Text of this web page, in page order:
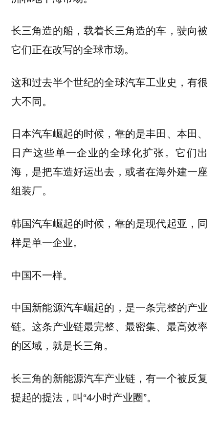
长三角造的船，载着长三角造的车，驶向被
它们正在改写的全球市场。
这和过去半个世纪的全球汽车工业史，有很
大不同。
日本汽车崛起的时候，靠的是丰田、本田、
日产这些单一企业的全球化扩张。它们出
海，是把车造好运出去，或者在海外建一座
组装厂。
韩国汽车崛起的时候，靠的是现代起亚，同
样是单一企业。
中国不一样。
中国新能源汽车崛起的，是一条完整的产业
链。这条产业链最完整、最密集、最高效率
的区域，就是长三角。
长三角的新能源汽车产业链，有一个被反复
提起的提法，叫“4小时产业圈”。